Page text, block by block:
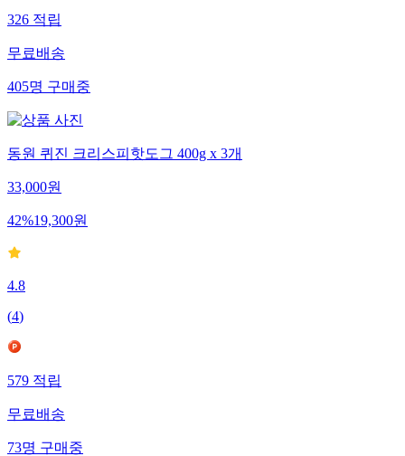
326적립
무료배송
405명구매중
동원 퀴진 크리스피핫도그 400g x 3개
33,000원
42%19,300원
4.8
(4)
579적립
무료배송
73명구매중